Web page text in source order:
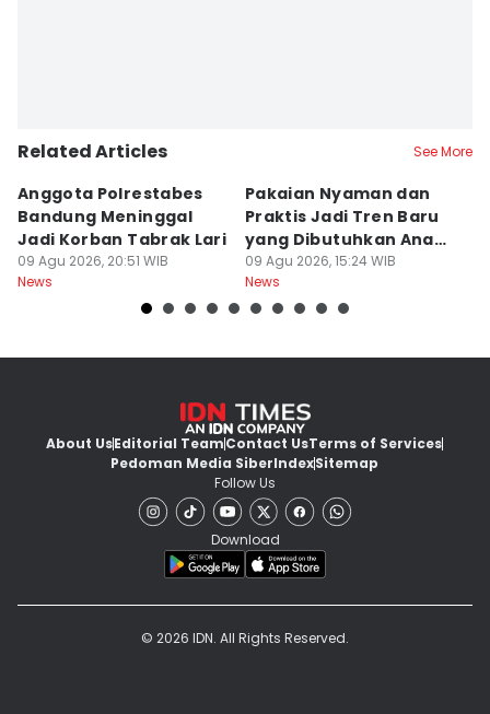
Related Articles See More
Anggota Polrestabes
Bandung Meninggal
Jadi Korban Tabrak Lari
09 Agu 2026, 20:51 WIB
News
Pakaian Nyaman dan
Praktis Jadi Tren Baru
yang Dibutuhkan Anak
Muda
09 Agu 2026, 15:24 WIB
News
About UsEditorial TeamContact UsTerms of Services
Pedoman Media SiberIndexSitemap
Follow Us
Download
© 2026 IDN. All Rights Reserved.